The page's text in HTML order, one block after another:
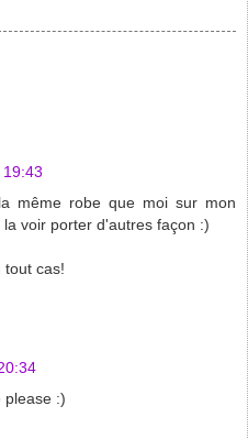
même robe que moi sur mon
voir porter d'autres façon :)
tout cas!
please :)